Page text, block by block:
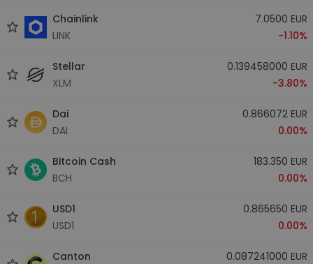
Chainlink
LINK
7.0500 EUR
-1.10%
Stellar
XLM
0.139458000 EUR
-3.80%
Dai
DAI
0.866072 EUR
0.00%
Bitcoin Cash
BCH
183.350 EUR
0.00%
USD1
USD1
0.865650 EUR
0.00%
Canton
0.087241000 EUR